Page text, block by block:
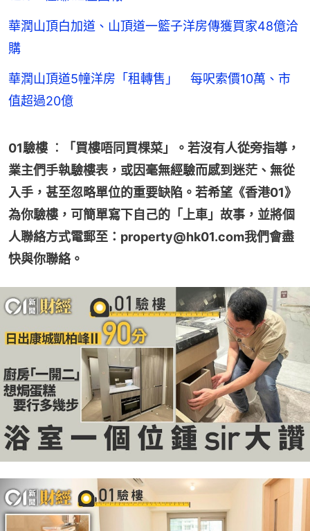
華潤山頂白加道、山頂道一籃子洋房傳獲買家48億洽
購
華潤山頂道5幢洋房「租轉售」 每呎索價10萬、市
值超過20億
01驗樓 ︰「買樓唔同買棵菜」。若沒有人從旁指導，
業主們手執驗樓表，或因毫無經驗而感到迷茫、無從
入手，甚至忽略單位的重要缺陷。若希望《香港01》
為你驗樓，可簡單寫下自己的「上車」故事，並將個
人聯絡方式電郵至：property@hk01.com我們會盡
快與你聯絡。